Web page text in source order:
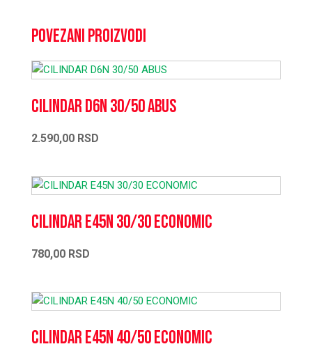
Povezani proizvodi
CILINDAR D6N 30/50 ABUS
2.590,00 RSD
CILINDAR E45N 30/30 ECONOMIC
780,00 RSD
CILINDAR E45N 40/50 ECONOMIC